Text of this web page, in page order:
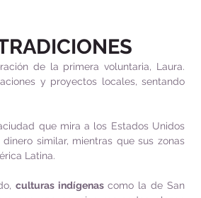
de la primera voluntaria, Laura.
y proyectos locales, sentando
que mira a los Estados Unidos
similar, mientras que sus zonas
Latina.
culturas indígenas como la de San